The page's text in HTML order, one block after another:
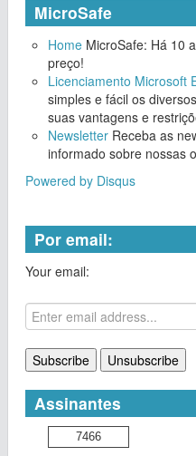
MicroSafe
Home MicroSafe: Há 10
preço!
Licenciamento Microsoft
simples e fácil os
suas vantagens e
Newsletter Receba as
informado sobre nossas
Powered by Disqus
Por email:
Your email:
Assinantes
7466